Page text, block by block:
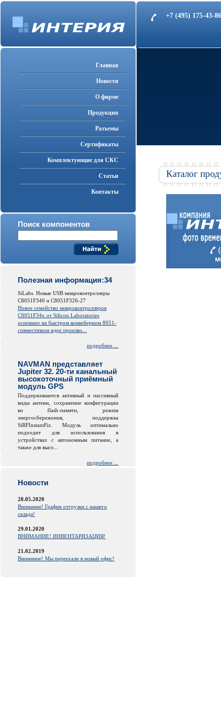
+7 (495) 175-43-
Главная
Новости
О фирме
Продукция
Разъемы
Cертификаты
Комплектующие для СКС
Статьи
Контакты
Поиск компонентов
Полезная информация:34
SiLabs. Новые USB микроконтроллеры
C8051F340 и C8051F326-27
Новое семейство микроконтроллеров
C8051F34x от Silicon Laboratories
основано на быстром конвейерном 8051-
совместимом ядре произво...
подробнее ...
NAVMAN представляет
Jupiter 32. 20-ти канальный
высокоточный приёмный
модуль GPS
Поддерживаются активный и пассивный
виды антенн, сохранение конфигурации
во flash-памяти, режим
энергосбережения, поддержка
SiRFInstantFiz. Модуль оптимально
подходит для использования в
устройствах с автономным питание, а
также для высо...
подробнее ...
Новости
28.05.2020
Внимание! График отгрузки с нашего
склада!
29.01.2020
ВНИМАНИЕ! ИНВЕНТАРИЗАЦИЯ!
21.02.2019
Внимание! Мы переехали в новый офис!
Каталог